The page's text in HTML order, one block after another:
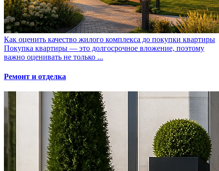
Как оценить качество жилого комплекса до покупки квартиры
Покупка квартиры — это долгосрочное вложение, поэтому
важно оценивать не только ...
Ремонт и отделка